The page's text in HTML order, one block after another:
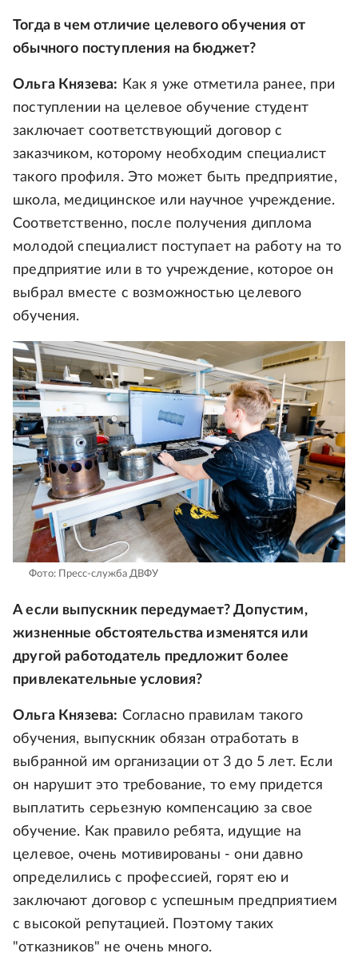
Тогда в чем отличие целевого обучения от
обычного поступления на бюджет?
Ольга Князева: Как я уже отметила ранее, при
поступлении на целевое обучение студент
заключает соответствующий договор с
заказчиком, которому необходим специалист
такого профиля. Это может быть предприятие,
школа, медицинское или научное учреждение.
Соответственно, после получения диплома
молодой специалист поступает на работу на то
предприятие или в то учреждение, которое он
выбрал вместе с возможностью целевого
обучения.
Фото: Пресс-служба ДВФУ
А если выпускник передумает? Допустим,
жизненные обстоятельства изменятся или
другой работодатель предложит более
привлекательные условия?
Ольга Князева: Согласно правилам такого
обучения, выпускник обязан отработать в
выбранной им организации от 3 до 5 лет. Если
он нарушит это требование, то ему придется
выплатить серьезную компенсацию за свое
обучение. Как правило ребята, идущие на
целевое, очень мотивированы - они давно
определились с профессией, горят ею и
заключают договор с успешным предприятием
с высокой репутацией. Поэтому таких
"отказников" не очень много.